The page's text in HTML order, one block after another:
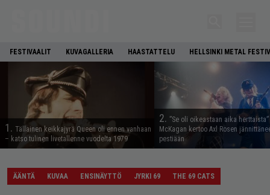
FESTIVAALIT KUVAGALLERIA HAASTATTELU HELLSINKI METAL
1. Tällainen keikkajyrä Queen oli ennen vanhaan
– katso tulinen livetallenne vuodelta 1979
2. ”Se oli oikeastaan aika
McKagan kertoo Axl Rosen
pestiään
ÄÄNTÄ KUVAA ENSINÄYTTÖ JYRKI 69 THE 69 CATS